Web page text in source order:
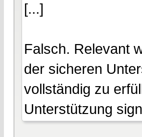
[...]
Falsch. Relevant
der sicheren
vollständig zu
Unterstützung